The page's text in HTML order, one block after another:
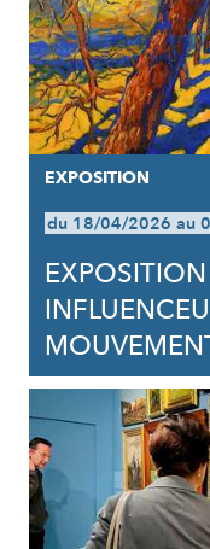
EXPOSITION
du 18/04/2026 au